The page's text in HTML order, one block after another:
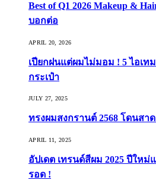
Best of Q1 2026 Makeup &
บอกต่อ
APRIL 20, 2026
เปียกฝนแต่ผมไม่มอม ! 5 ไอเ
กระเป๋า
JULY 27, 2025
ทรงผมสงกรานต์ 2568 โดนสา
APRIL 11, 2025
อัปเดต เทรนด์สีผม 2025 ปีให
รอด !